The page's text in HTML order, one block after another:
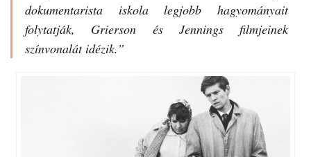
dokumentarista iskola legjobb hagyományait
folytatják, Grierson és Jennings filmjeinek
színvonalát idézik.”